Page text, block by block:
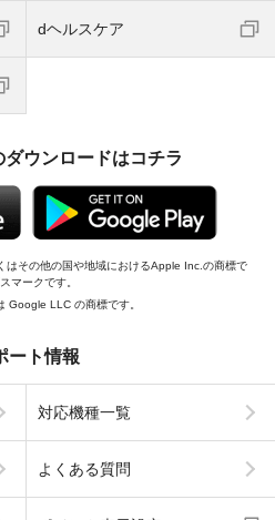
dヘルスケア
ウンロードはコチラ
その他の国や地域におけるApple Inc.の商標で
マークです。
LLC の商標です。
ート情報
対応機種一覧
よくある質問